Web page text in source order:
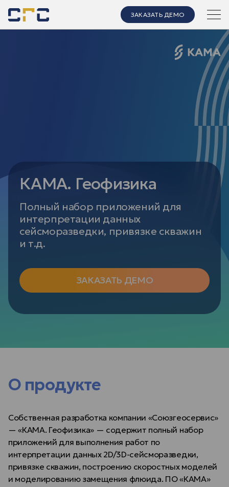
ЗАКАЗАТЬ ДЕМО
КАМА. Геофизика
Полный набор приложений для
интерпретации данных
сейсморазведки, привязке скважин
и т.д.
ЗАКАЗАТЬ ДЕМО
О продукте
Собственная разработка компании «Союзгеосервис»
— «КАМА. Геофизика» — содержит полный набор
приложений для выполнения работ по
интерпретации данных 2D/3D-сейсморазведки,
привязке скважин, построению скоростных моделей
и моделированию замещения флюида. ПО «КАМА»